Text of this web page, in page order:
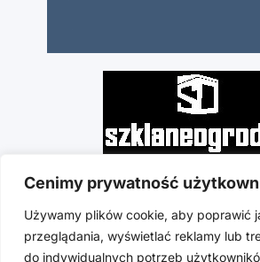
Cenimy prywatność
Używamy plików cookie, aby poprawić
przeglądania, wyświetlać reklamy lub
do indywidualnych potrzeb